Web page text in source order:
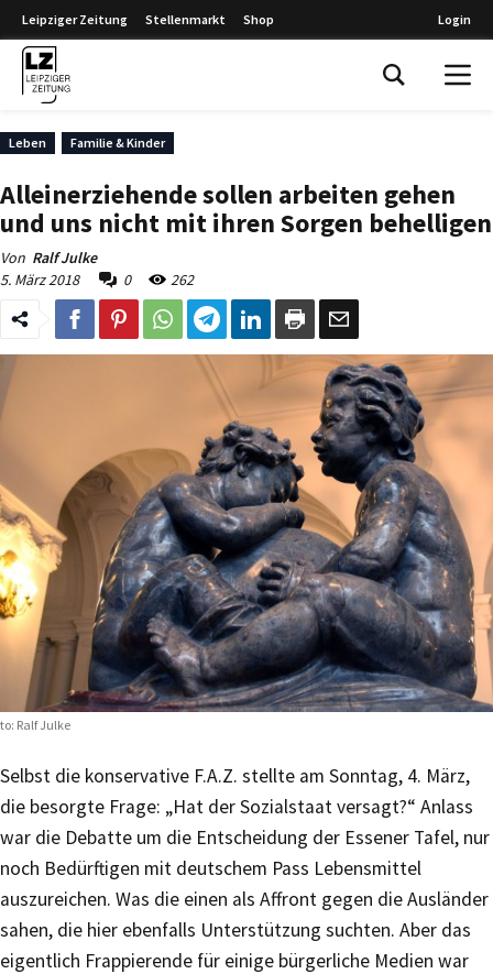
Leipziger Zeitung Stellenmarkt Shop Login
Leben Familie & Kinder
Alleinerziehende sollen arbeiten gehen
und uns nicht mit ihren Sorgen behelligen
Von Ralf Julke
5. März 2018
0 262
Ralf Julke
Selbst die konservative F.A.Z. stellte am Sonntag, 4. März,
die besorgte Frage: „Hat der Sozialstaat versagt?“ Anlass
war die Debatte um die Entscheidung der Essener Tafel, nur
noch Bedürftigen mit deutschem Pass Lebensmittel
auszureichen. Was die einen als Affront gegen die Ausländer
sahen, die hier ebenfalls Unterstützung suchten. Aber das
eigentlich Frappierende für einige bürgerliche Medien war